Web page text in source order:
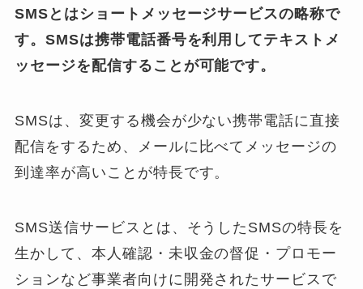
SMSとはショートメッセージサービスの略称で
す。SMSは携帯電話番号を利用してテキストメ
ッセージを配信することが可能です。
SMSは、変更する機会が少ない携帯電話に直接
配信をするため、メールに比べてメッセージの
到達率が高いことが特長です。
SMS送信サービスとは、そうしたSMSの特長を
生かして、本人確認・未収金の督促・プロモー
ションなど事業者向けに開発されたサービスで